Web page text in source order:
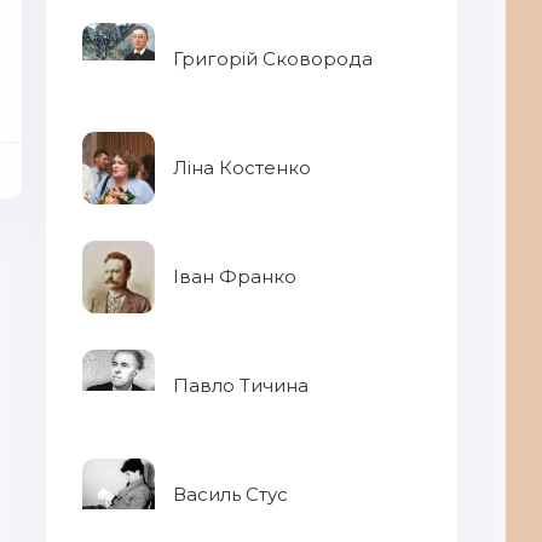
Григорій Сковорода
Ліна Костенко
Іван Франко
Павло Тичина
Василь Стус